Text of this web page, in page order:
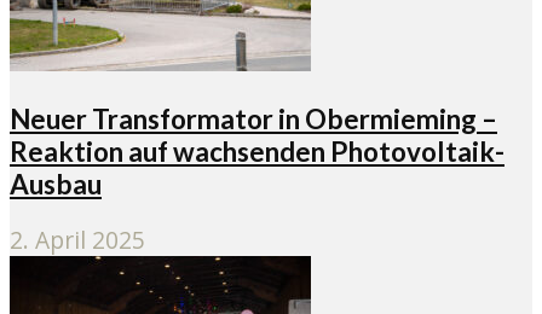
Neuer Transformator in Obermieming –
Reaktion auf wachsenden Photovoltaik-
Ausbau
2. April 2025